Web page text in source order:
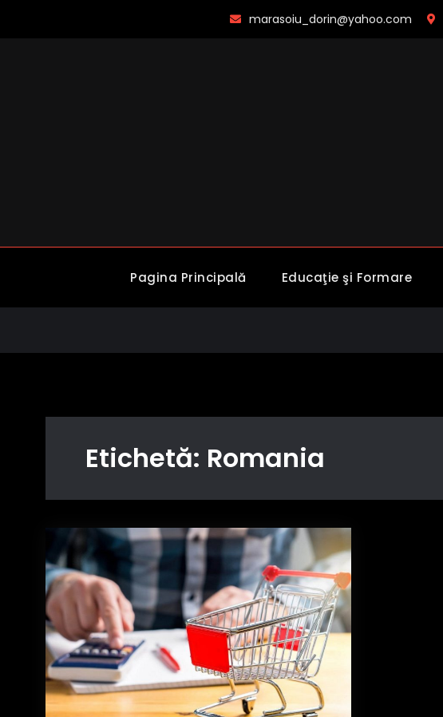
marasoiu_dorin@yahoo.com
Pagina Principală Educaţie şi Formare
Etichetă: Romania